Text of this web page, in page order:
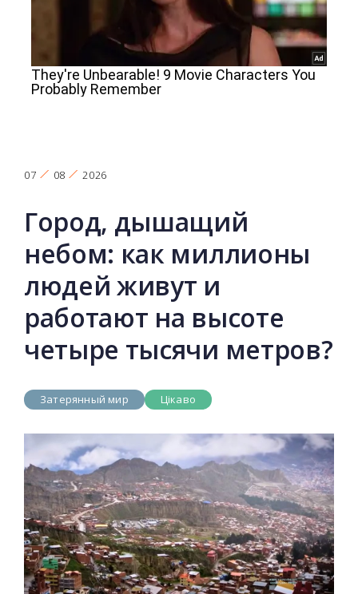
07 08 2026
Город, дышащий
небом: как миллионы
людей живут и
работают на высоте
четыре тысячи метров?
Затерянный мир Цікаво